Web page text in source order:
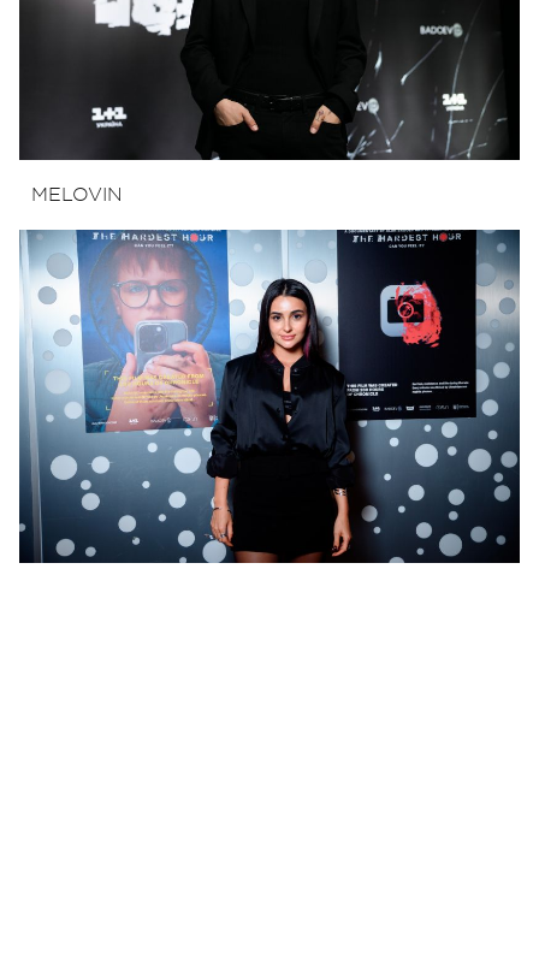
MELOVIN